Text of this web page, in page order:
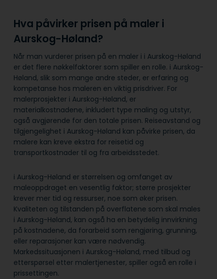
Hva påvirker prisen på maler i
Aurskog-Høland?
Når man vurderer prisen på en maler i i Aurskog-Høland
er det flere nøkkelfaktorer som spiller en rolle. i Aurskog-
Høland, slik som mange andre steder, er erfaring og
kompetanse hos maleren en viktig prisdriver. For
malerprosjekter i Aurskog-Høland, er
materialkostnadene, inkludert type maling og utstyr,
også avgjørende for den totale prisen. Reiseavstand og
tilgjengelighet i Aurskog-Høland kan påvirke prisen, da
malere kan kreve ekstra for reisetid og
transportkostnader til og fra arbeidsstedet.
i Aurskog-Høland er størrelsen og omfanget av
maleoppdraget en vesentlig faktor; større prosjekter
krever mer tid og ressurser, noe som øker prisen.
Kvaliteten og tilstanden på overflatene som skal males
i Aurskog-Høland, kan også ha en betydelig innvirkning
på kostnadene, da forarbeid som rengjøring, grunning,
eller reparasjoner kan være nødvendig.
Markedssituasjonen i Aurskog-Høland, med tilbud og
etterspørsel etter malertjenester, spiller også en rolle i
prissettingen.